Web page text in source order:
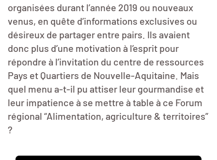
organisées durant l’année 2019 ou nouveaux
venus, en quête d’informations exclusives ou
désireux de partager entre pairs. Ils avaient
donc plus d’une motivation à l’esprit pour
répondre à l’invitation du centre de ressources
Pays et Quartiers de Nouvelle-Aquitaine. Mais
quel menu a-t-il pu attiser leur gourmandise et
leur impatience à se mettre à table à ce Forum
régional “Alimentation, agriculture & territoires”
?